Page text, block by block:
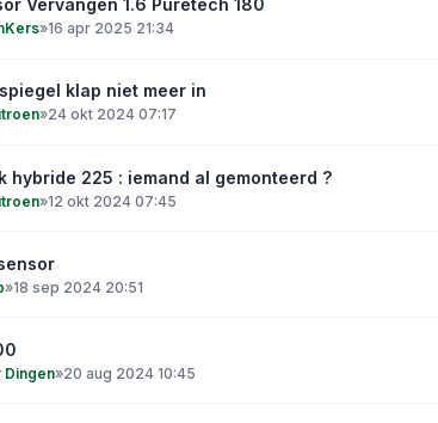
Vervangen 1.6 Puretech 180
»16 apr 2025 21:34
klap niet meer in
»24 okt 2024 07:17
hybride 225 : iemand al gemonteerd ?
»12 okt 2024 07:45
»18 sep 2024 20:51
Dingen»20 aug 2024 10:45